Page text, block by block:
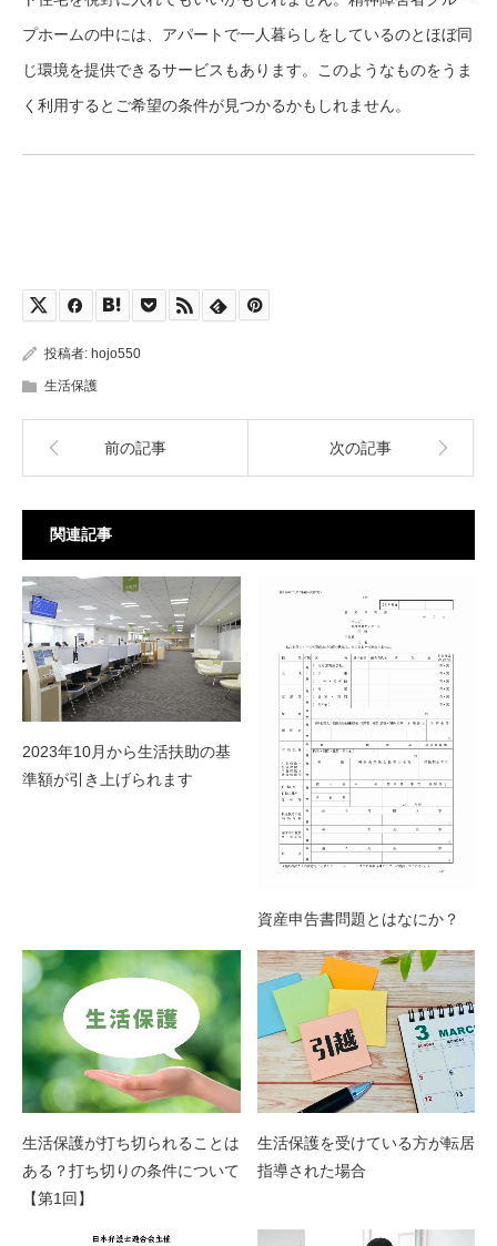
プホームの中には、アパートで一人暮らしをしているのとほぼ同
じ環境を提供できるサービスもあります。このようなものをうま
く利用するとご希望の条件が見つかるかもしれません。
投稿者: hojo550
生活保護
前の記事 次の記事
関連記事
2023年10月から生活扶助の基
準額が引き上げられます
資産申告書問題とはなにか？
生活保護が打ち切られることは
ある？打ち切りの条件について
【第1回】
生活保護を受けている方が転居
指導された場合